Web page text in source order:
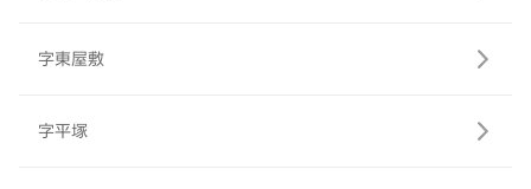
字東屋敷
字平塚